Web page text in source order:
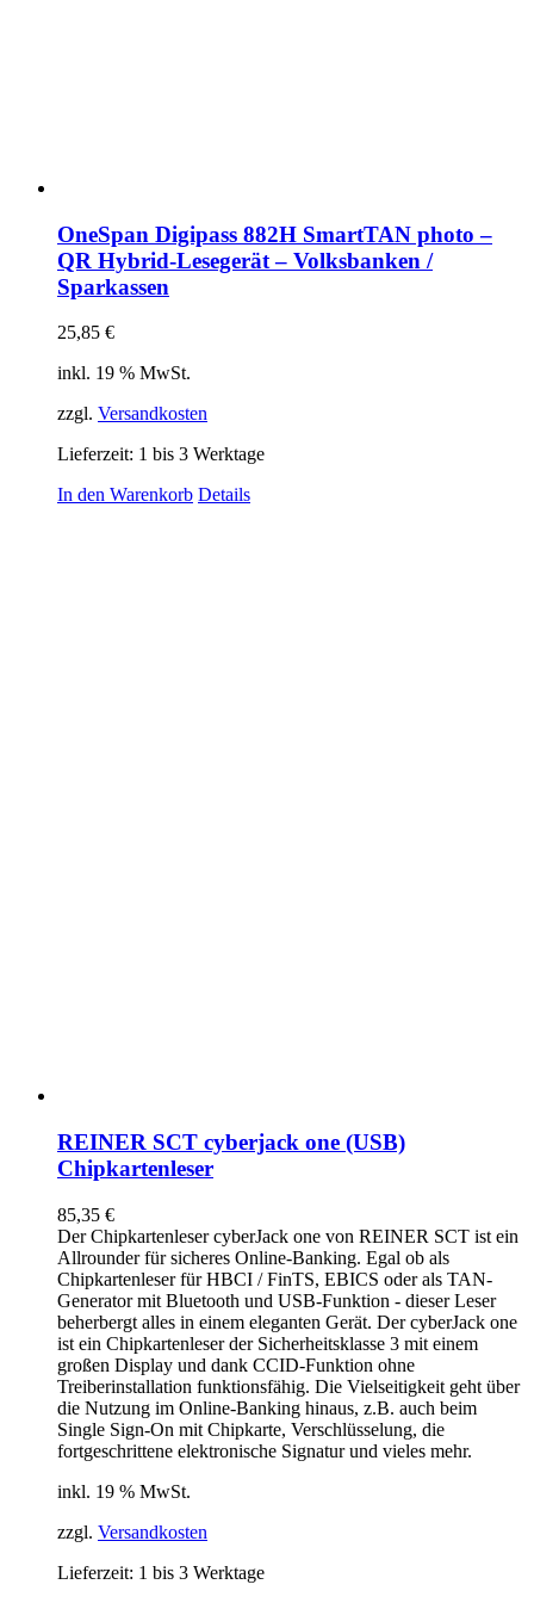
OneSpan Digipass 882H SmartTAN photo –
QR Hybrid-Lesegerät – Volksbanken /
Sparkassen
25,85 €
inkl. 19 % MwSt.
zzgl. Versandkosten
Lieferzeit: 1 bis 3 Werktage
In den Warenkorb Details
REINER SCT cyberjack one (USB)
Chipkartenleser
85,35 €
Der Chipkartenleser cyberJack one von REINER SCT ist ein
Allrounder für sicheres Online-Banking. Egal ob als
Chipkartenleser für HBCI / FinTS, EBICS oder als TAN-
Generator mit Bluetooth und USB-Funktion - dieser Leser
beherbergt alles in einem eleganten Gerät. Der cyberJack one
ist ein Chipkartenleser der Sicherheitsklasse 3 mit einem
großen Display und dank CCID-Funktion ohne
Treiberinstallation funktionsfähig. Die Vielseitigkeit geht über
die Nutzung im Online-Banking hinaus, z.B. auch beim
Single Sign-On mit Chipkarte, Verschlüsselung, die
fortgeschrittene elektronische Signatur und vieles mehr.
inkl. 19 % MwSt.
zzgl. Versandkosten
Lieferzeit: 1 bis 3 Werktage